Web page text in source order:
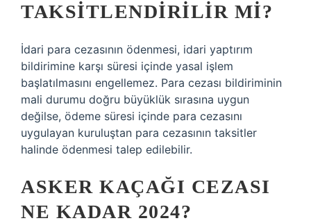
TAKSITLENDIRILIR MI?
İdari para cezasının ödenmesi, idari yaptırım
bildirimine karşı süresi içinde yasal işlem
başlatılmasını engellemez. Para cezası bildiriminin
mali durumu doğru büyüklük sırasına uygun
değilse, ödeme süresi içinde para cezasını
uygulayan kuruluştan para cezasının taksitler
halinde ödenmesi talep edilebilir.
ASKER KAÇAĞI CEZASI
NE KADAR 2024?